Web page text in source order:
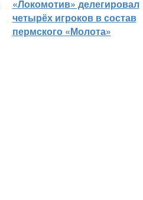
«Локомотив» делегировал
четырёх игроков в состав
пермского «Молота»